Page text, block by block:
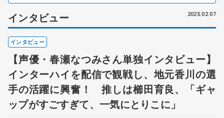
インタビュー 2025.02.07
インタビュー
【声優・春瀬なつみさん単独インタビュー】
インターハイを配信で観戦し、地元香川の選
手の活躍に興奮！ 推しは櫛田育良、「ギャ
ップがすごすぎて、一気にとりこに」